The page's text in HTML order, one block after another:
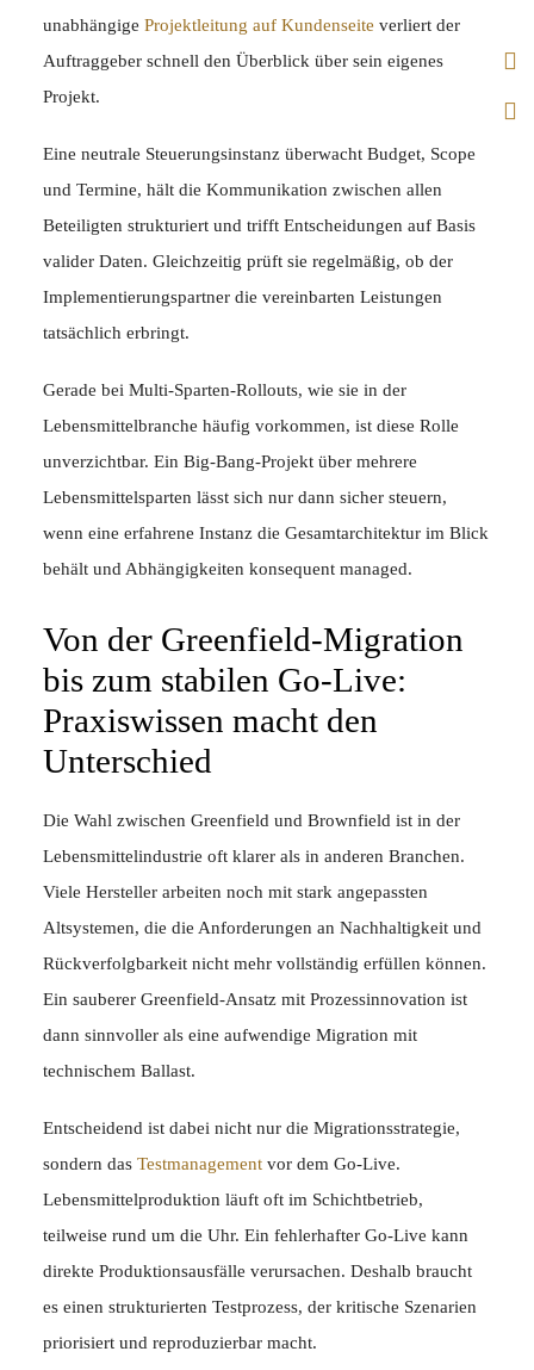
unabhängige Projektleitung auf Kundenseite verliert der
Auftraggeber schnell den Überblick über sein eigenes
Projekt.
Eine neutrale Steuerungsinstanz überwacht Budget, Scope
und Termine, hält die Kommunikation zwischen allen
Beteiligten strukturiert und trifft Entscheidungen auf Basis
valider Daten. Gleichzeitig prüft sie regelmäßig, ob der
Implementierungspartner die vereinbarten Leistungen
tatsächlich erbringt.
Gerade bei Multi-Sparten-Rollouts, wie sie in der
Lebensmittelbranche häufig vorkommen, ist diese Rolle
unverzichtbar. Ein Big-Bang-Projekt über mehrere
Lebensmittelsparten lässt sich nur dann sicher steuern,
wenn eine erfahrene Instanz die Gesamtarchitektur im Blick
behält und Abhängigkeiten konsequent managed.
Von der Greenfield-Migration
bis zum stabilen Go-Live:
Praxiswissen macht den
Unterschied
Die Wahl zwischen Greenfield und Brownfield ist in der
Lebensmittelindustrie oft klarer als in anderen Branchen.
Viele Hersteller arbeiten noch mit stark angepassten
Altsystemen, die die Anforderungen an Nachhaltigkeit und
Rückverfolgbarkeit nicht mehr vollständig erfüllen können.
Ein sauberer Greenfield-Ansatz mit Prozessinnovation ist
dann sinnvoller als eine aufwendige Migration mit
technischem Ballast.
Entscheidend ist dabei nicht nur die Migrationsstrategie,
sondern das Testmanagement vor dem Go-Live.
Lebensmittelproduktion läuft oft im Schichtbetrieb,
teilweise rund um die Uhr. Ein fehlerhafter Go-Live kann
direkte Produktionsausfälle verursachen. Deshalb braucht
es einen strukturierten Testprozess, der kritische Szenarien
priorisiert und reproduzierbar macht.